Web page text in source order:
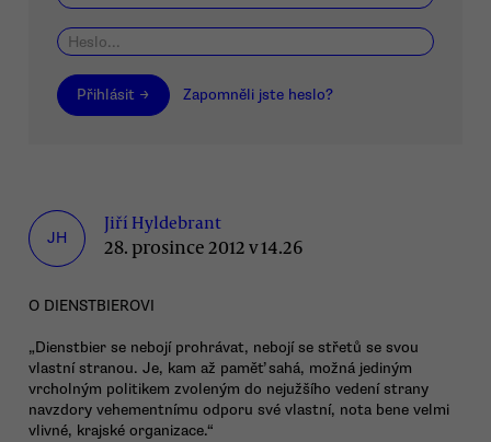
Přihlásit → Zapomněli jste heslo?
JH
Jiří Hyldebrant
28. prosince 2012 v 14.26
O DIENSTBIEROVI
„Dienstbier se nebojí prohrávat, nebojí se střetů se svou
vlastní stranou. Je, kam až paměť sahá, možná jediným
vrcholným politikem zvoleným do nejužšího vedení strany
navzdory vehementnímu odporu své vlastní, nota bene velmi
vlivné, krajské organizace.“